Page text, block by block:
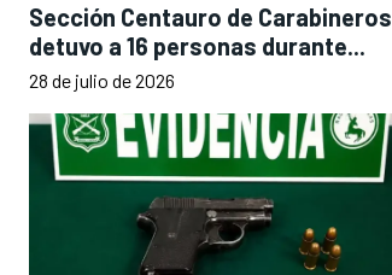
Sección Centauro de Carabineros
detuvo a 16 personas durante...
28 de julio de 2026